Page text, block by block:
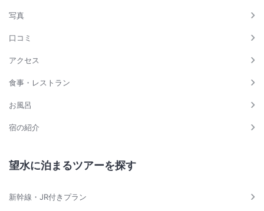
写真
口コミ
アクセス
食事・レストラン
お風呂
宿の紹介
望水に泊まるツアーを探す
新幹線・JR付きプラン